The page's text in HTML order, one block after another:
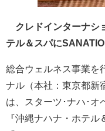
クレドインターナシ
テル＆スパにSANATIO
総合ウェルネス事業を
ナル（本社：東京都新
は、スターツ･ナハ･オ
『沖縄ナハナ・ホテ